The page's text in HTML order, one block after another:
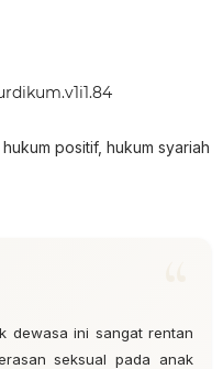
positif, hukum syariah
dewasa ini sangat rentan
seksual pada anak